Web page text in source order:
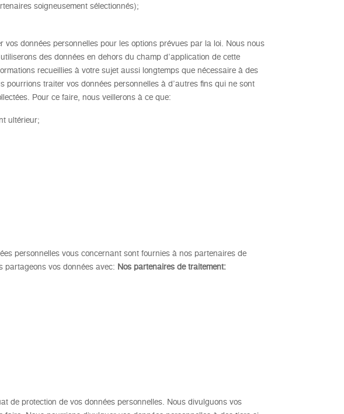
soigneusement sélectionnés);
données personnelles pour les options prévues par la loi. Nous nous
des données en dehors du champ d’application de cette
recueillies à votre sujet aussi longtemps que nécessaire à des
pourrions traiter vos données personnelles à d’autres fins qui ne sont
Pour ce faire, nous veillerons à ce que:
ultérieur;
personnelles vous concernant sont fournies à nos partenaires de
partageons vos données avec: Nos partenaires de traitement:
de protection de vos données personnelles. Nous divulguons vos